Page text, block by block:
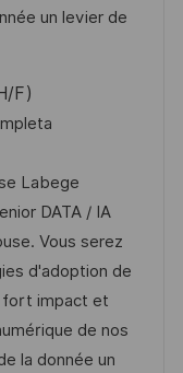
un levier de
F)
Labege
DATA / IA
Vous serez
d'adoption de
fort impact et
de nos
la donnée un